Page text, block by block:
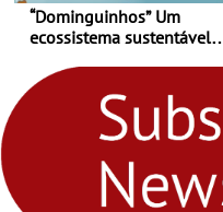
“Dominguinhos” Um
ecossistema sustentável
fores - Atelier de Educação
Ambiental nos
“Dominguinhos” de 23 de